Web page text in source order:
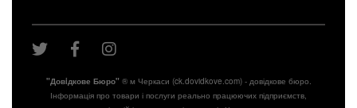
"Довiдкове Бюро"® м Черкаси (ck.dovidkove.com) - довідкове бюро.
Інформація про товари і послуги реально працюючих підприємств,